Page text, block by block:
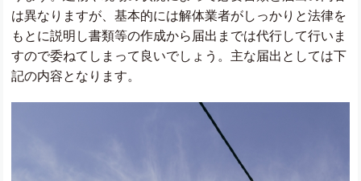
は異なりますが、基本的には解体業者がしっかりと法律を
もとに説明し書類等の作成から届出までは代行して行いま
すので委ねてしまって良いでしょう。主な届出としては下
記の内容となります。